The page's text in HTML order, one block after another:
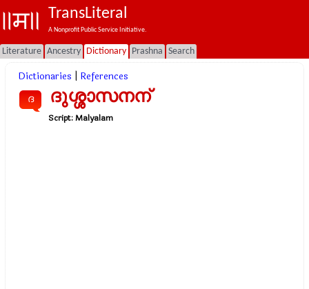
TransLiteral
A Nonprofit Public Service Initiative.
Literature Ancestry Dictionary Prashna Search
Dictionaries References
ദ ദുശ്ശാസനന്
Script:Malyalam